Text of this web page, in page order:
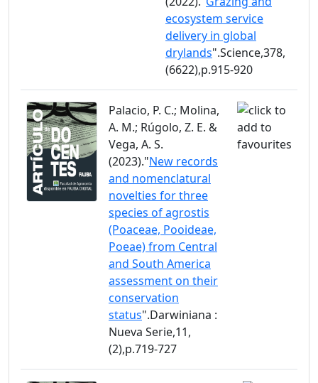
ecosystem service
delivery in global
drylands".Science,378,
(6622),p.915-920
Palacio, P. C.; Molina,
A. M.; Rúgolo, Z. E. &
Vega, A. S.
(2023)."New records
and nomenclatural
novelties for three
species of agrostis
(Poaceae, Pooideae,
Poeae) from Central
and South America
assessment on their
conservation
status".Darwiniana :
Nueva Serie,11,
(2),p.719-727